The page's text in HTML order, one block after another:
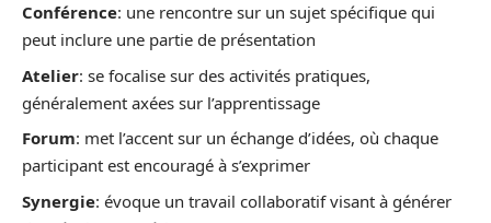
Conférence: une rencontre sur un sujet spécifique qui
peut inclure une partie de présentation
Atelier: se focalise sur des activités pratiques,
généralement axées sur l’apprentissage
Forum: met l’accent sur un échange d’idées, où chaque
participant est encouragé à s’exprimer
Synergie: évoque un travail collaboratif visant à générer